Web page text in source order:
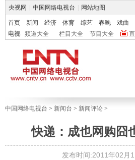
央视网 中国网络电视台 网站地图
首页 新闻 经济 体育 综艺 春晚 戏曲
电视
频道大全 栏目大全 节目大全
中国网络电视台 > 新闻台 > 新闻评论 >
快递：成也网购囧
发布时间:2011年02月